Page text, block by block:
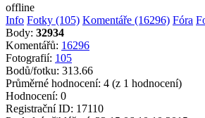
offline
Info Fotky (105) Komentáře (16296) Fóra
Body: 32934
Komentářů: 16296
Fotografií: 105
Bodů/fotku: 313.66
Průměrné hodnocení: 4 (z 1 hodnocení)
Hodnocení: 0
Registrační ID: 17110